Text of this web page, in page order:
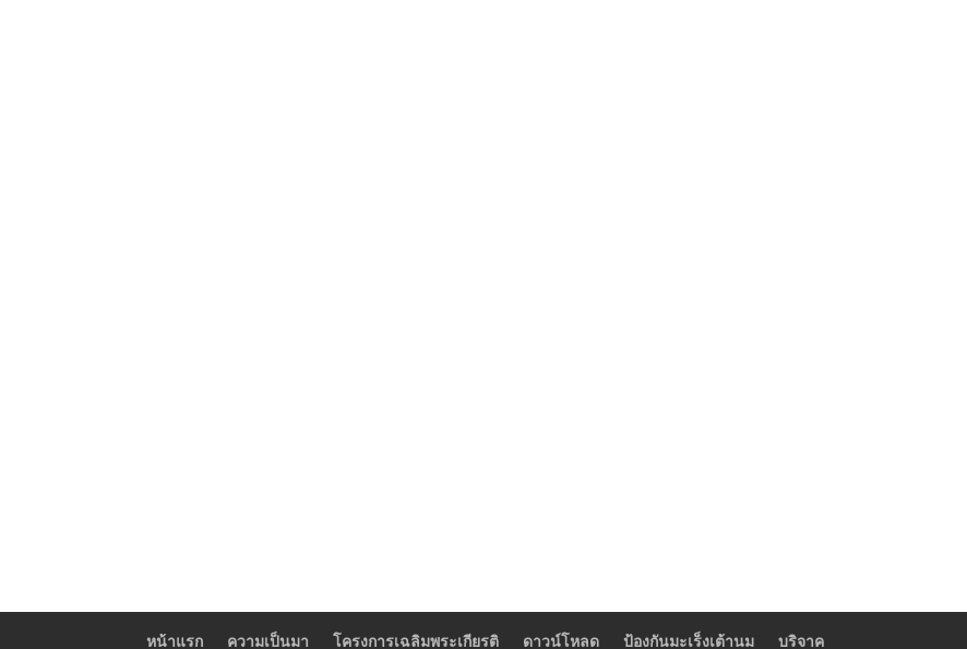
หน้าแรก ความเป็นมา โครงการเฉลิมพระเกียรติ ดาวน์โหลด ป้องกันมะเร็งเต้านม บริจาค